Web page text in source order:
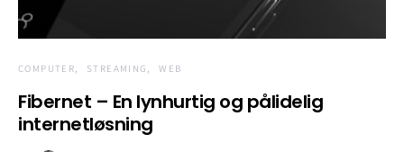
COMPUTER STREAMING WEB
Fibernet – En lynhurtig og pålidelig
internetløsning